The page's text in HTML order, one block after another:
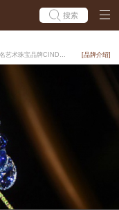
搜索
国际珠宝艺术家Cindy Chao赵心绮创立的同名艺术珠宝品牌CINDY CHAO The Art ... [品牌介绍]